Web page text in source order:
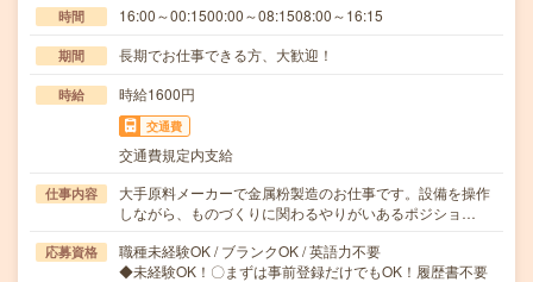
時間 16:00～00:1500:00～08:1508:00～16:15
期間 長期でお仕事できる方、大歓迎！
時給 時給1600円
交通費
交通費規定内支給
仕事内容
大手原料メーカーで金属粉製造のお仕事です。設備を操作
しながら、ものづくりに関わるやりがいあるポジショ…
応募資格
職種未経験OK / ブランクOK / 英語力不要
◆未経験OK！〇まずは事前登録だけでもOK！履歴書不要